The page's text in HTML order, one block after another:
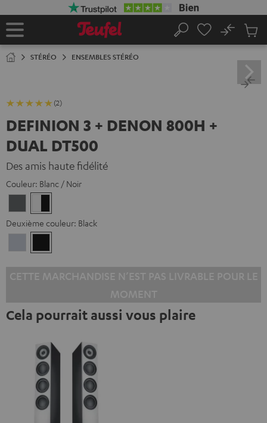
Page
Rechercher
No
panier
STÉRÉO ENSEMBLES STÉRÉO
(2)
DEFINION 3 + DENON 800H +
DUAL DT500
Des amis haute fidélité
Couleur: Blanc / Noir
/
Noir
Deuxième couleur: Black
Silber
Cela pourrait aussi vous plaire